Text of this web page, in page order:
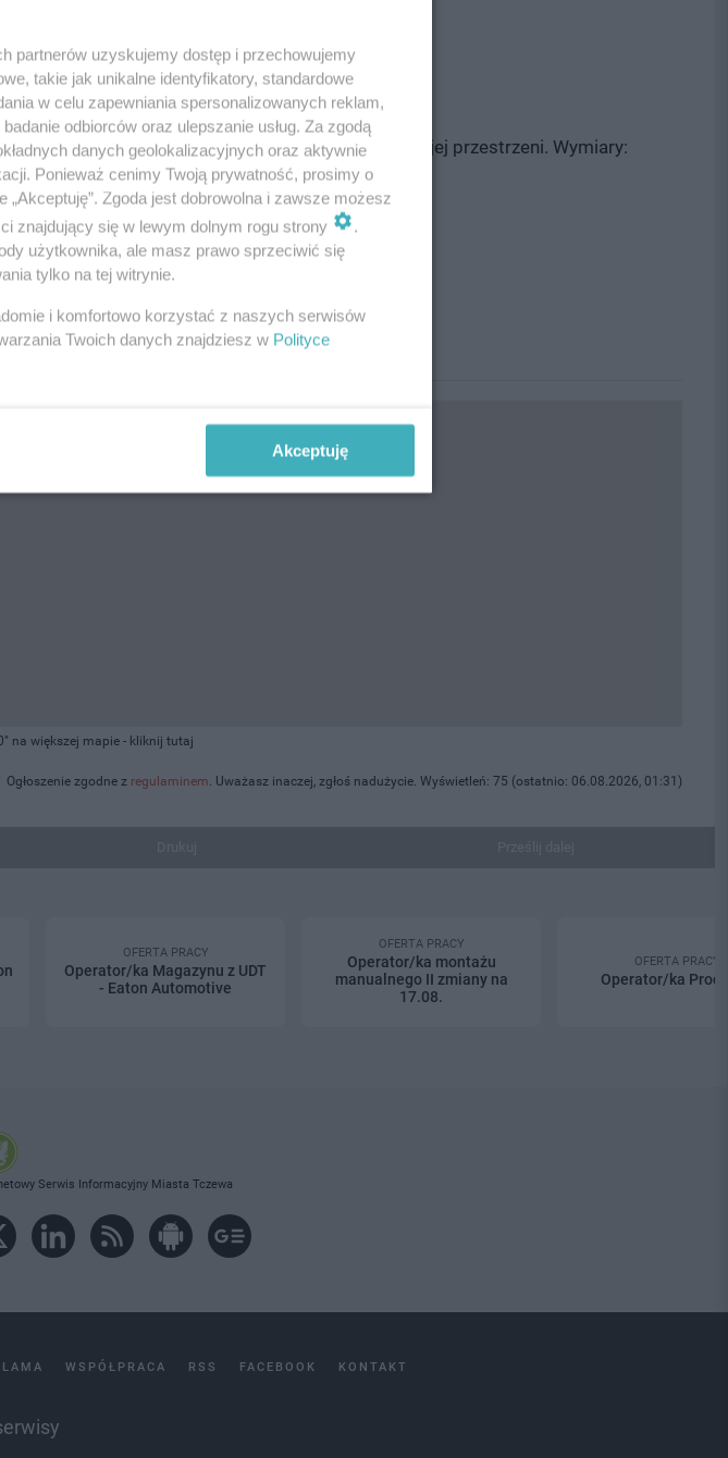
Praktyczne i funkcjonalne rozwiązanie do twojej przestrzeni. Wymiary:
na większej mapie - kliknij tutaj
Ogłoszenie zgodne z regulaminem . Uważasz inaczej, zgłoś nadużycie. Wyświetleń: 75 (ostatnio: 06.08.2026, 01:31)
OFERTA PRACY
Operator/ka Magazynu z UDT
- Eaton Automotive
OFERTA PRACY
Operator/ka montażu
manualnego II zmiany na
17.08.
OFERTA PRACY
Operator/ka
Serwis Informacyjny Miasta Tczewa
WSPÓŁPRACA RSS FACEBOOK KONTAKT
partnerów uzyskujemy dostęp i przechowujemy
takie jak unikalne identyfikatory, standardowe
w celu zapewniania spersonalizowanych reklam,
odbiorców oraz ulepszanie usług. Za zgodą
danych geolokalizacyjnych oraz aktywnie
Ponieważ cenimy Twoją prywatność, prosimy o
Zgoda jest dobrowolna i zawsze możesz
znajdujący się w lewym dolnym rogu strony
.
użytkownika, ale masz prawo sprzeciwić się
tylko na tej witrynie.
i komfortowo korzystać z naszych serwisów
Twoich danych znajdziesz w Polityce
Akceptuję